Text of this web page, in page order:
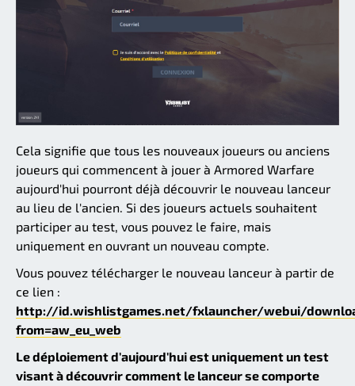
Cela signifie que tous les nouveaux joueurs ou anciens
joueurs qui commencent à jouer à Armored Warfare
aujourd'hui pourront déjà découvrir le nouveau lanceur
au lieu de l'ancien. Si des joueurs actuels souhaitent
participer au test, vous pouvez le faire, mais
uniquement en ouvrant un nouveau compte.
Vous pouvez télécharger le nouveau lanceur à partir de
ce lien :
http://id.wishlistgames.net/fxlauncher/webui/
from=aw_eu_web
Le déploiement d'aujourd'hui est uniquement un test
visant à découvrir comment le lanceur se comporte